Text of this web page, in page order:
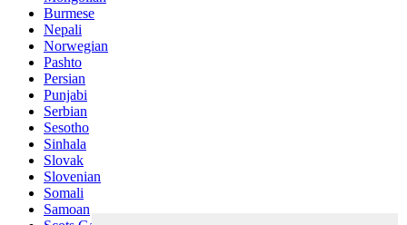
Burmese
Nepali
Norwegian
Pashto
Persian
Punjabi
Serbian
Sesotho
Sinhala
Slovak
Slovenian
Somali
Samoan